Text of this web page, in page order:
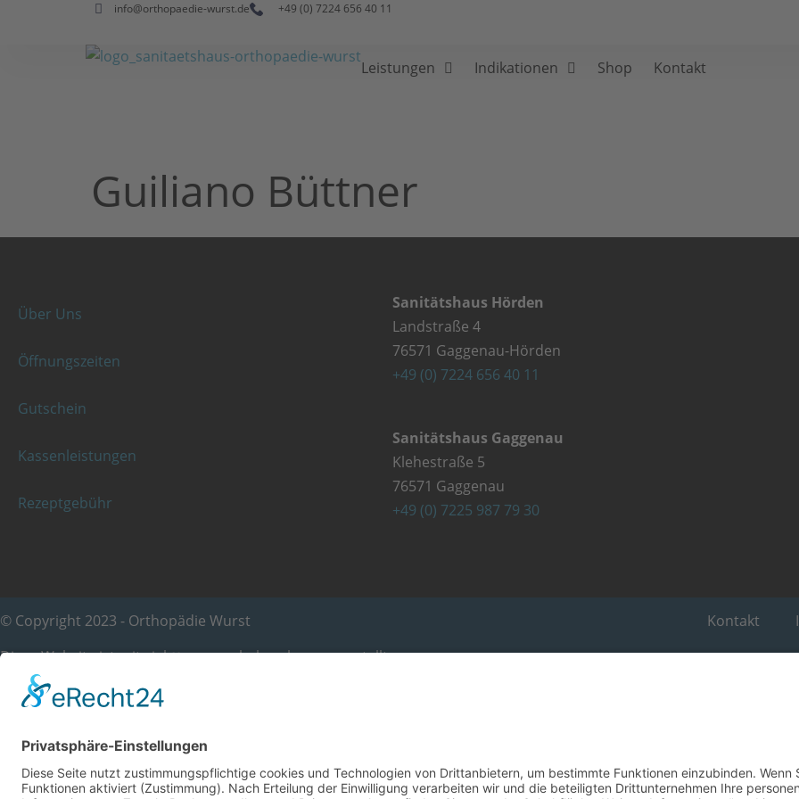
info@orthopaedie-wurst.de +49 (0) 7224 656 40 11
Leistungen Indikationen Shop Kontakt
Guiliano Büttner
Über Uns
Öffnungszeiten
Gutschein
Kassenleistungen
Rezeptgebühr
Sanitätshaus Hörden
Landstraße 4
76571 Gaggenau-Hörden
+49 (0) 7224 656 40 11
Sanitätshaus Gaggenau
Klehestraße 5
76571 Gaggenau
+49 (0) 7225 987 79 30
© Copyright 2023 - Orthopädie Wurst Kontakt
Diese Website ist mit viel ❤ von werbekueche.com erstellt